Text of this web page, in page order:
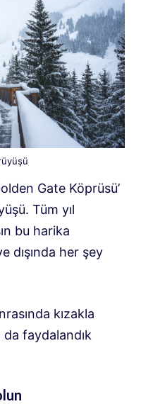
Gate Köprüsü’
Tüm yıl
bu harika
dışında her şey
kızakla
faydalandık